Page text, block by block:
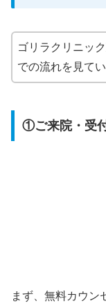
ゴリラクリニッ
での流れを見て
①ご来院・受
まず、無料カウン